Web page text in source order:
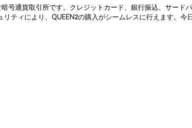
号通貨取引所です。クレジットカード、銀行振込、サード
ティにより、QUEEN2の購入がシームレスに行えます。今